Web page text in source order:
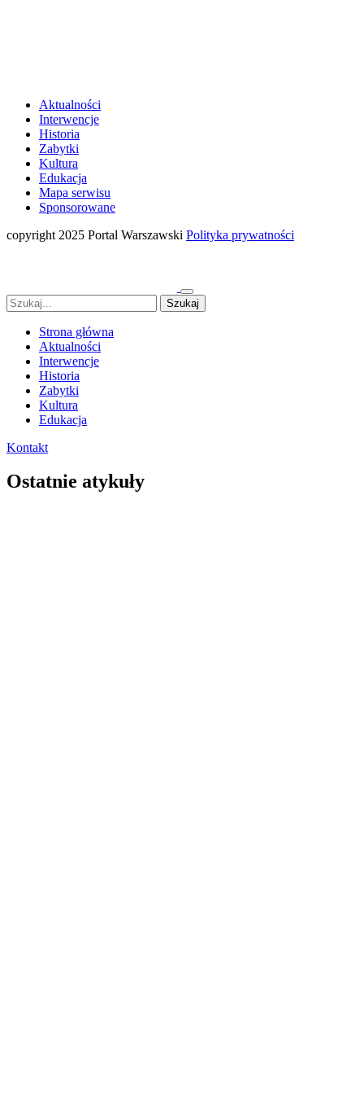
Aktualności
Interwencje
Historia
Zabytki
Kultura
Edukacja
Mapa serwisu
Sponsorowane
copyright 2025 Portal Warszawski Polityka prywatności
Strona główna
Aktualności
Interwencje
Historia
Zabytki
Kultura
Edukacja
Kontakt
Ostatnie atykuły